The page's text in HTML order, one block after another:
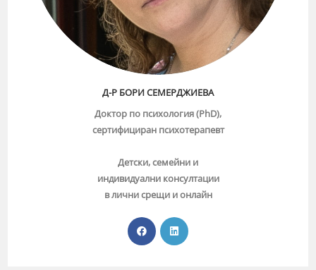
Д-Р БОРИ СЕМЕРДЖИЕВА
Доктор по психология (PhD),
сертифициран психотерапевт
Детски, семейни и
индивидуални консултации
в лични срещи и онлайн